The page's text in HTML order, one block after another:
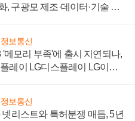
, 구광모 제조·데이터·기술 결
보통신
'메모리 부족'에 출시 지연되나,
레이 LG디스플레이 LG이노
보통신
리스트와 특허분쟁 매듭, 5년